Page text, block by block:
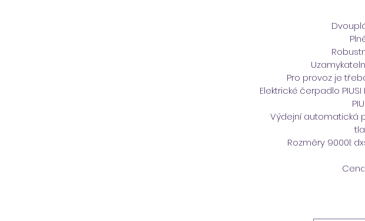
Pro provoz je
Elektrické čerpadlo
Výdejní automatická
Rozměry 9000l: